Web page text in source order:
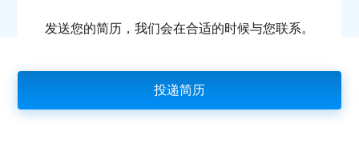
发送您的简历，我们会在合适的时候与您联系。
投递简历